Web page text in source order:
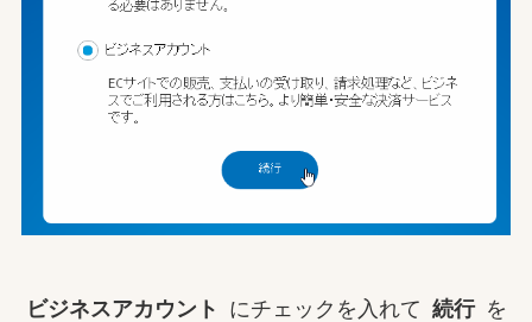
ビジネスアカウント にチェックを入れて 続行 を